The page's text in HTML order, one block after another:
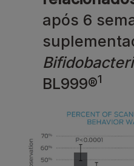
após 6
BL999®1